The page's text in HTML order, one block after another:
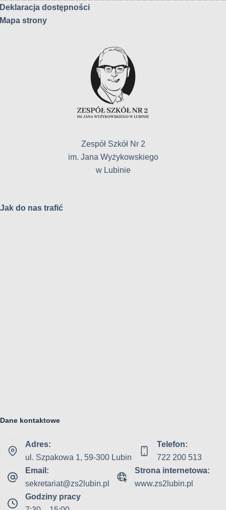
Deklaracja dostępności
Mapa strony
Zespół Szkół Nr 2
im. Jana Wyżykowskiego
w Lubinie
Jak do nas trafić
Dane kontaktowe
Adres:
ul. Szpakowa 1, 59-300 Lubin
Telefon:
722 200 513
Email:
sekretariat@zs2lubin.pl
Strona internetowa:
www.zs2lubin.pl
Godziny pracy